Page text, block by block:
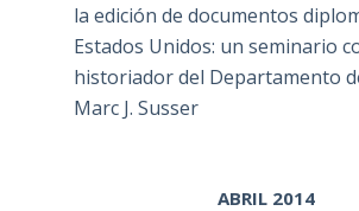
la edición de documentos
Estados Unidos: un seminario
historiador del Departamento
Marc J. Susser
ABRIL 2014